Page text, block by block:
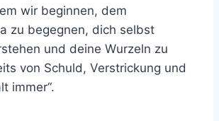
wir beginnen, dem
zu begegnen, dich selbst
und deine Wurzeln zu
von Schuld, Verstrickung und
immer“.